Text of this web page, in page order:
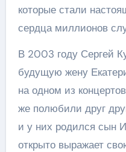
которые стали
сердца миллионов
В 2003 году Сергей
будущую жену
на одном из
же полюбили друг
и у них родился сын
открыто выражает